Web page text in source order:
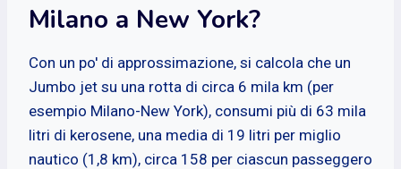
Milano a New York?
Con un po' di approssimazione, si calcola che un
Jumbo jet su una rotta di circa 6 mila km (per
esempio Milano-New York), consumi più di 63 mila
litri di kerosene, una media di 19 litri per miglio
nautico (1,8 km), circa 158 per ciascun passeggero